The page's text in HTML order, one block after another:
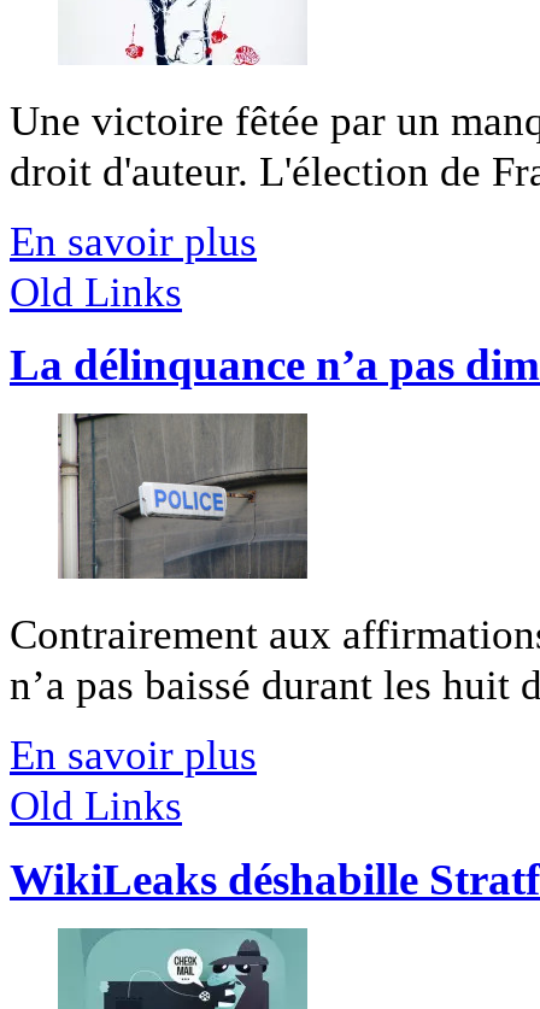
Une victoire fêtée par un
droit d'auteur. L'élection de
En savoir plus
Old Links
La délinquance n’a pas
Contrairement aux
n’a pas baissé durant les huit
En savoir plus
Old Links
WikiLeaks déshabille